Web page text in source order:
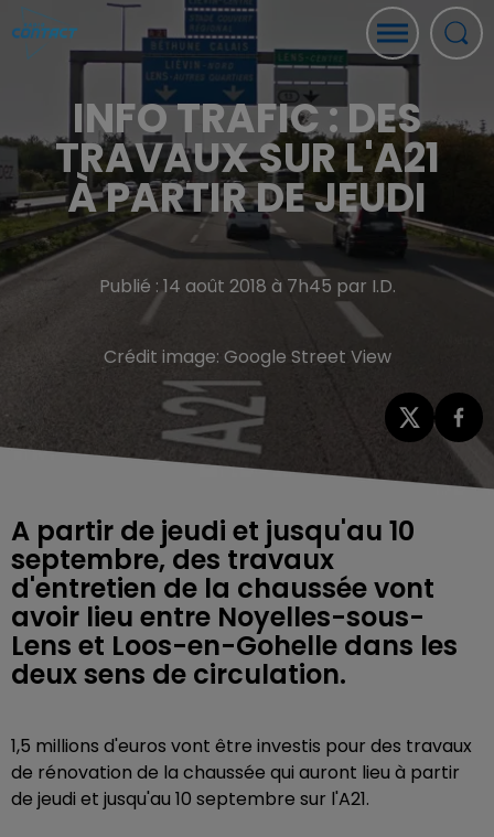
INFO TRAFIC : DES
TRAVAUX SUR L'A21
À PARTIR DE JEUDI
Publié : 14 août 2018 à 7h45 par I.D.
Crédit image: Google Street View
A partir de jeudi et jusqu'au 10
septembre, des travaux
d'entretien de la chaussée vont
avoir lieu entre Noyelles-sous-
Lens et Loos-en-Gohelle dans les
deux sens de circulation.
1,5 millions d'euros vont être investis pour des travaux
de rénovation de la chaussée qui auront lieu à partir
de jeudi et jusqu'au 10 septembre sur l'A21.